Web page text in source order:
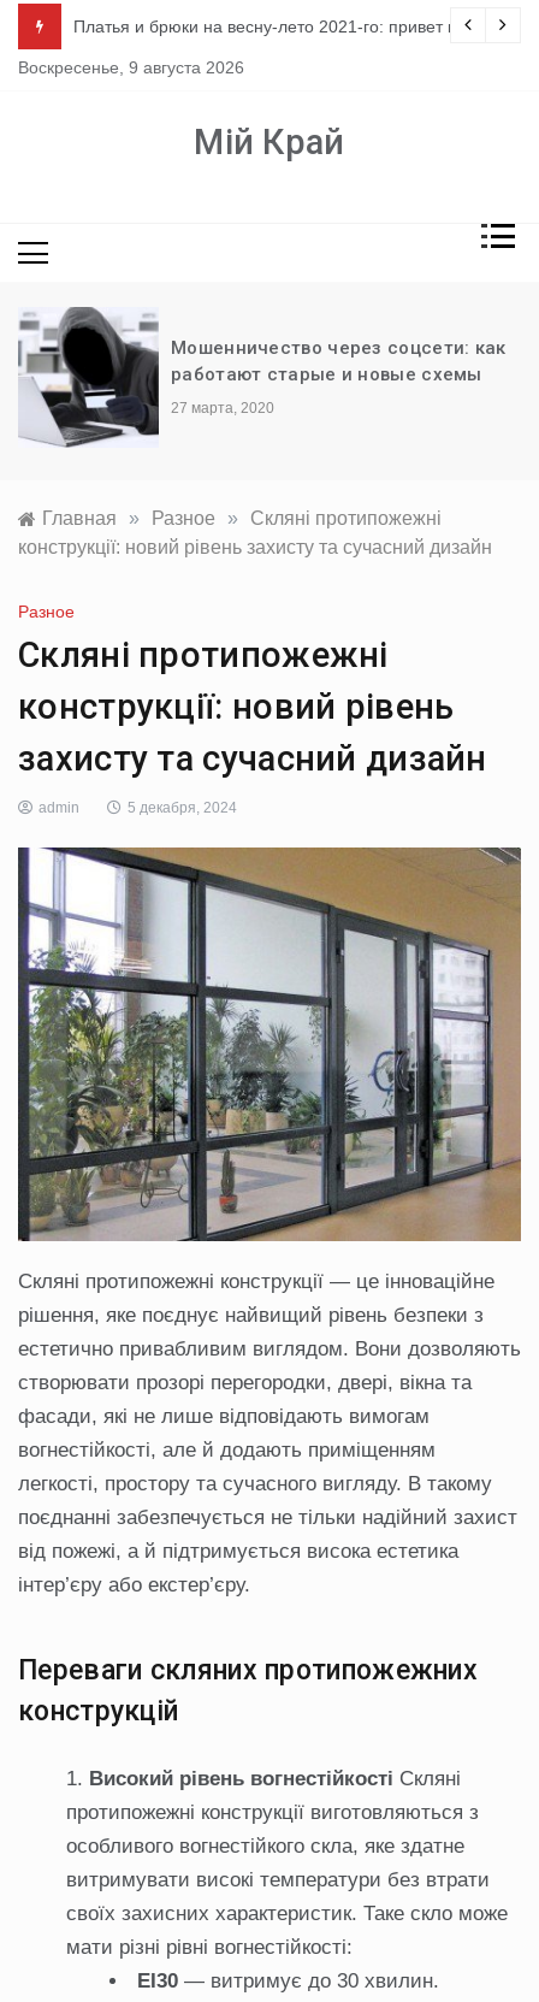
содержимому
Платья и брюки на весну-лето 2021-го: привет из 80-х
Воскресенье, 9 августа 2026
Мій Край
Мошенничество через соцсети: как
работают старые и новые схемы
27 марта, 2020
Главная » Разное »
Скляні протипожежні
конструкції: новий рівень захисту та сучасний дизайн
Разное
Скляні протипожежні
конструкції: новий рівень
захисту та сучасний дизайн
admin 5 декабря, 2024
Скляні протипожежні конструкції — це інноваційне
рішення, яке поєднує найвищий рівень безпеки з
естетично привабливим виглядом. Вони дозволяють
створювати прозорі перегородки, двері, вікна та
фасади, які не лише відповідають вимогам
вогнестійкості, але й додають приміщенням
легкості, простору та сучасного вигляду. В такому
поєднанні забезпечується не тільки надійний захист
від пожежі, а й підтримується висока естетика
інтер’єру або екстер’єру.
Переваги скляних протипожежних
конструкцій
Високий рівень вогнестійкості Скляні
протипожежні конструкції виготовляються з
особливого вогнестійкого скла, яке здатне
витримувати високі температури без втрати
своїх захисних характеристик. Таке скло може
мати різні рівні вогнестійкості:
EI30— витримує до 30 хвилин.